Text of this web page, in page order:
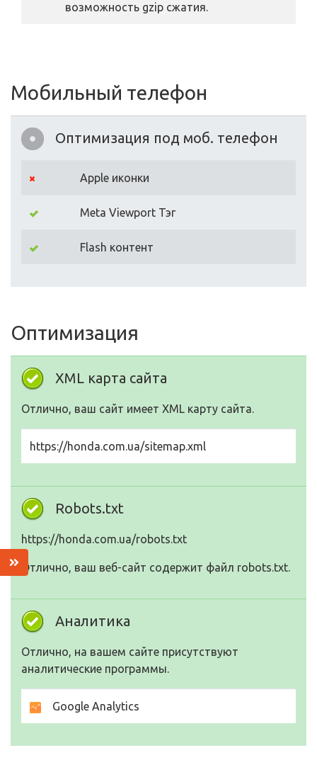
возможность gzip сжатия.
Мобильный телефон
Оптимизация под моб. телефон
Apple иконки
Meta Viewport Тэг
Flash контент
Оптимизация
XML карта сайта
Отлично, ваш сайт имеет XML карту сайта.
https://honda.com.ua/sitemap.xml
Robots.txt
https://honda.com.ua/robots.txt
Отлично, ваш веб-сайт содержит файл robots.txt.
Аналитика
Отлично, на вашем сайте присутствуют
аналитические программы.
Google Analytics